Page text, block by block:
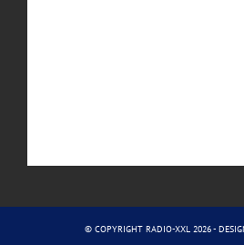
© COPYRIGHT RADIO-XXL 2026 -